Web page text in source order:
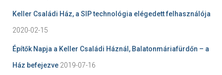
Keller Családi Ház, a SIP technológia elégedett felhasználója
2020-02-15
Építők Napja a Keller Családi Háznál, Balatonmáriafürdőn – a
Ház befejezve 2019-07-16